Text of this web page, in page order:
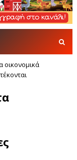
οικονομικά